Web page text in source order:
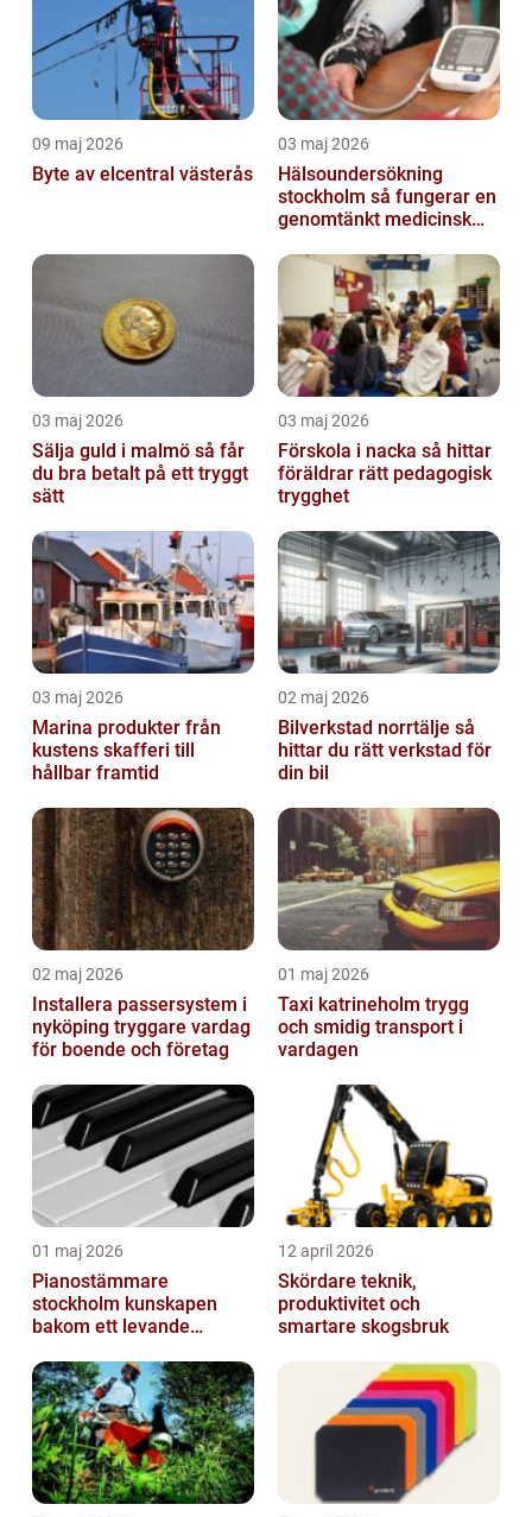
09 maj 2026
Byte av elcentral västerås
03 maj 2026
Hälsoundersökning
stockholm så fungerar en
genomtänkt medicinsk
03 maj 2026
Sälja guld i malmö så får
du bra betalt på ett tryggt
sätt
03 maj 2026
Förskola i nacka så hittar
föräldrar rätt pedagogisk
trygghet
03 maj 2026
Marina produkter från
kustens skafferi till
hållbar framtid
02 maj 2026
Bilverkstad norrtälje så
hittar du rätt verkstad för
din bil
02 maj 2026
Installera passersystem i
nyköping tryggare vardag
för boende och företag
01 maj 2026
Taxi katrineholm trygg
och smidig transport i
vardagen
01 maj 2026
Pianostämmare
stockholm kunskapen
bakom ett levande
12 april 2026
Skördare teknik,
produktivitet och
smartare skogsbruk